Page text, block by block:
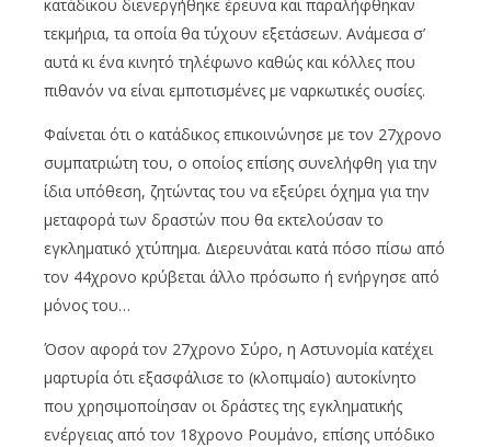
κατάδικου διενεργήθηκε έρευνα και παραλήφθηκαν
τεκμήρια, τα οποία θα τύχουν εξετάσεων. Ανάμεσα σ’
αυτά κι ένα κινητό τηλέφωνο καθώς και κόλλες που
πιθανόν να είναι εμποτισμένες με ναρκωτικές ουσίες.
Φαίνεται ότι ο κατάδικος επικοινώνησε με τον 27χρονο
συμπατριώτη του, ο οποίος επίσης συνελήφθη για την
ίδια υπόθεση, ζητώντας του να εξεύρει όχημα για την
μεταφορά των δραστών που θα εκτελούσαν το
εγκληματικό χτύπημα. Διερευνάται κατά πόσο πίσω από
τον 44χρονο κρύβεται άλλο πρόσωπο ή ενήργησε από
μόνος του…
Όσον αφορά τον 27χρονο Σύρο, η Αστυνομία κατέχει
μαρτυρία ότι εξασφάλισε το (κλοπιμαίο) αυτοκίνητο
που χρησιμοποίησαν οι δράστες της εγκληματικής
ενέργειας από τον 18χρονο Ρουμάνο, επίσης υπόδικο